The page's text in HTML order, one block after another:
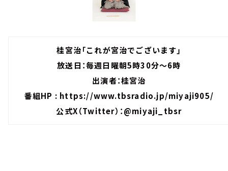
桂宮治「これが宮治でございます」
放送日：毎週日曜朝5時30分～6時
出演者：桂宮治
番組HP : https://www.tbsradio.jp/miyaji905/
公式X（Twitter）：@miyaji_tbsr